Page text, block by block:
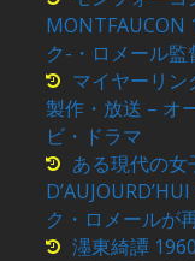
MONTFAUCON
ク-・ロメール
マイヤーリ
製作・放送 – オ
ビ・ドラマ
ある現代の
ク・ロメールが
濹東綺譚